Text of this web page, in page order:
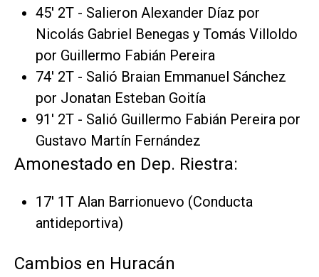
45' 2T - Salieron Alexander Díaz por
Nicolás Gabriel Benegas y Tomás Villoldo
por Guillermo Fabián Pereira
74' 2T - Salió Braian Emmanuel Sánchez
por Jonatan Esteban Goitía
91' 2T - Salió Guillermo Fabián Pereira por
Gustavo Martín Fernández
Amonestado en Dep. Riestra:
17' 1T Alan Barrionuevo (Conducta
antideportiva)
Cambios en Huracán